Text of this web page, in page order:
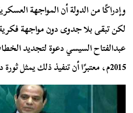
وإدراكًا من الدولة أن المواجهة
لكن تبقى بلا جدوى دون مواجهة
عبدالفتاح السيسي دعوة لتجديد
2015م، معتبرًا أن تنفيذ ذلك يمثل ثورة دينية.